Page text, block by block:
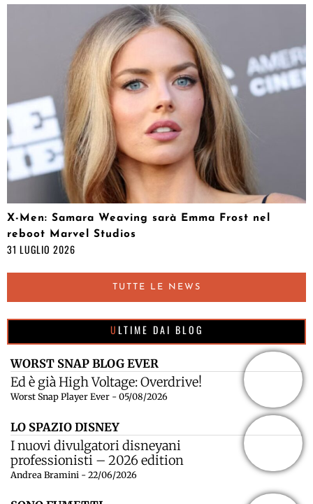
X-Men: Samara Weaving sarà Emma Frost nel
reboot Marvel Studios
31 LUGLIO 2026
TUTTE LE NEWS
ULTIME DAI BLOG
WORST SNAP BLOG EVER
Ed è già High Voltage: Overdrive!
Worst Snap Player Ever - 05/08/2026
LO SPAZIO DISNEY
I nuovi divulgatori disneyani
professionisti – 2026 edition
Andrea Bramini - 22/06/2026